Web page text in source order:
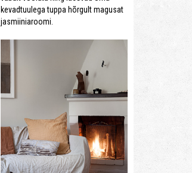
kevadtuulega tuppa hõrgult magusat
jasmiiniaroomi.